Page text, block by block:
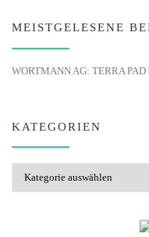
MEISTGELESENE
WORTMANN AG: TERRA
KATEGORIEN